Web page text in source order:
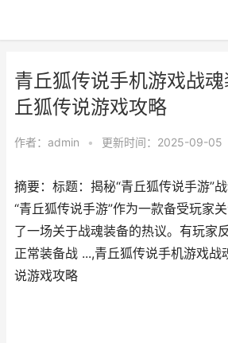
青丘狐传说手机游戏战
丘狐传说游戏攻略
作者： admin • 更新时间：2025-09-05
摘要：标题：揭秘“青丘狐传说手游”
“青丘狐传说手游”作为一款备受玩家
了一场关于战魂装备的热议。有玩家
正常装备战 ...,青丘狐传说手机游戏战
说游戏攻略